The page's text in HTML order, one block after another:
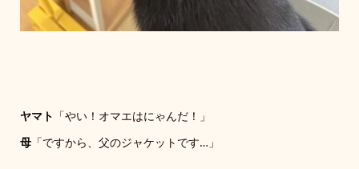
ヤマト 「やい！オマエはにゃんだ！」
母「ですから、父のジャケットです…」